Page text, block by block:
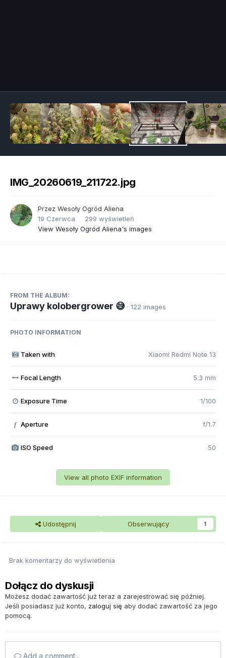
IMG_20260619_211722.jpg
Przez Wesoły Ogród Aliena
19 Czerwca
299 wyświetleń
View Wesoły Ogród Aliena's images
FROM THE ALBUM:
Uprawy kolobergrower 😅 · 122 images
PHOTO INFORMATION
Taken with Xiaomi Redmi Note 13
Focal Length 5.3 mm
Exposure Time 1/100
f Aperture f/1.7
ISO Speed 50
View all photo EXIF information
Udostępnij Obserwujący 1
Brak komentarzy do wyświetlenia
Dołącz do dyskusji
Możesz dodać zawartość już teraz a zarejestrować się później.
Jeśli posiadasz już konto, zaloguj się aby dodać zawartość za jego
pomocą.
Add a comment...